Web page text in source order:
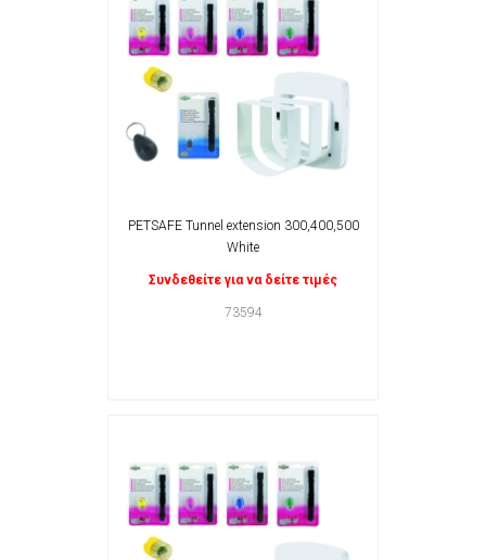
PETSAFE Tunnel extension 300,400,500
White
Συνδεθείτε για να δείτε τιμές
73594